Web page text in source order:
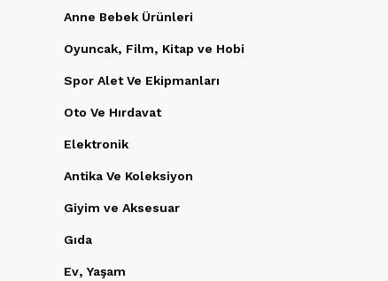
Anne Bebek Ürünleri
Oyuncak, Film, Kitap ve Hobi
Spor Alet Ve Ekipmanları
Oto Ve Hırdavat
Elektronik
Antika Ve Koleksiyon
Giyim ve Aksesuar
Gıda
Ev, Yaşam